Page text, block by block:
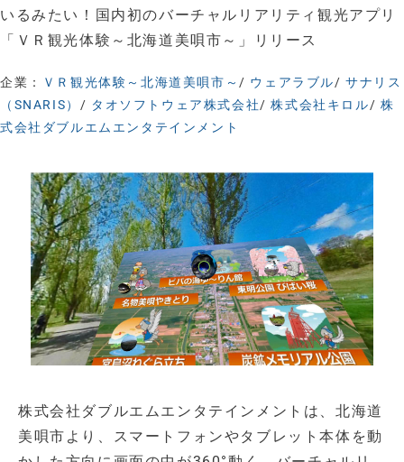
いるみたい！国内初のバーチャルリアリティ観光アプリ
「ＶＲ観光体験～北海道美唄市～」リリース
企業： ＶＲ観光体験～北海道美唄市～/ ウェアラブル/サナリス
（SNARIS） / タオソフトウェア株式会社/株式会社キロル/ 株
式会社ダブルエムエンタテインメント
株式会社ダブルエムエンタテインメントは、北海道
美唄市より、スマートフォンやタブレット本体を動